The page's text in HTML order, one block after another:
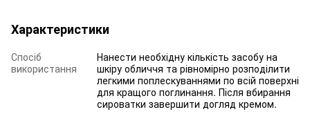
Характеристики
Спосіб
використання
Нанести необхідну кількість засобу на
шкіру обличчя та рівномірно розподілити
легкими поплескуваннями по всій поверхні
для кращого поглинання. Після вбирання
сироватки завершити догляд кремом.